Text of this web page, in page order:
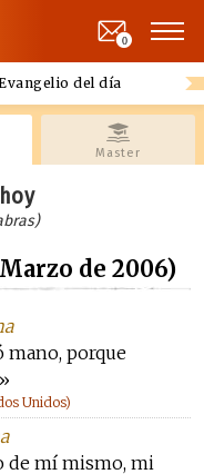
del día
0
Master
de 2006)
mano, porque
Unidos)
de mí mismo, mi